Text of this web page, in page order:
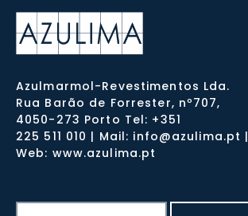
Azulmarmol-Revestimentos Lda.
Rua Barão de Forrester, nº707,
4050-273 Porto Tel: +351
225 511 010 | Mail: info@azulima.pt |
Web: www.azulima.pt